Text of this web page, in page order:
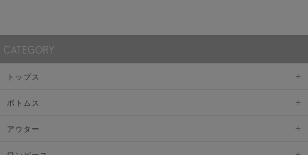
CATEGORY
トップス
ボトムス
アウター